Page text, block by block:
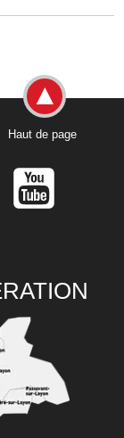
Haut de page